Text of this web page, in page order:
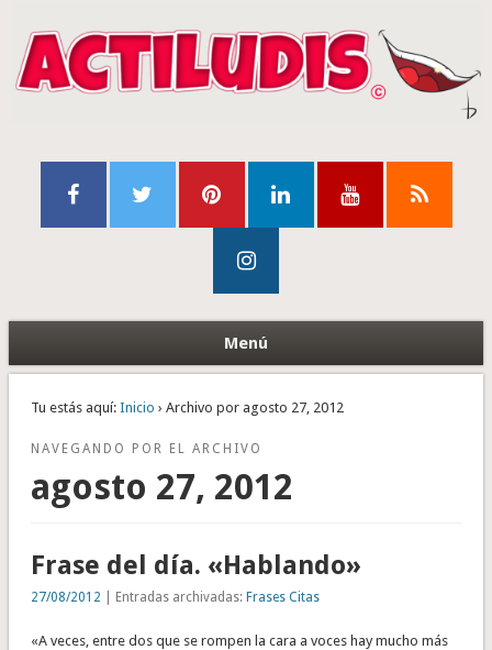
Menú
Tu estás aquí: Inicio › Archivo por agosto 27, 2012
NAVEGANDO POR EL ARCHIVO
agosto 27, 2012
Frase del día. «Hablando»
27/08/2012 | Entradas archivadas: Frases Citas
«A veces, entre dos que se rompen la cara a voces hay mucho más